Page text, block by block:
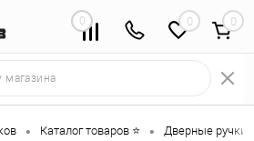
0 0
• Каталог товаров ⭐ • Дверные ручки